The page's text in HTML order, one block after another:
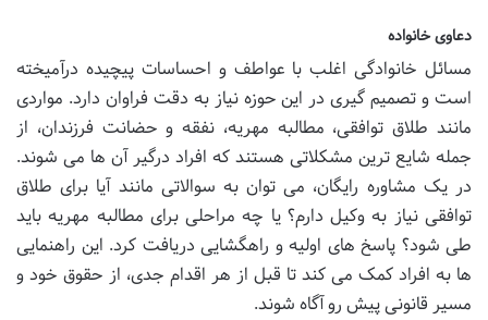
دعاوی خانواده
مسائل خانوادگی اغلب با عواطف و احساسات پیچیده درآمیخته
است و تصمیم گیری در این حوزه نیاز به دقت فراوان دارد. مواردی
مانند طلاق توافقی، مطالبه مهریه، نفقه و حضانت فرزندان، از
جمله شایع ترین مشکلاتی هستند که افراد درگیر آن ها می شوند.
در یک مشاوره رایگان، می توان به سوالاتی مانند آیا برای طلاق
توافقی نیاز به وکیل دارم؟ یا چه مراحلی برای مطالبه مهریه باید
طی شود؟ پاسخ های اولیه و راهگشایی دریافت کرد. این راهنمایی
ها به افراد کمک می کند تا قبل از هر اقدام جدی، از حقوق خود و
مسیر قانونی پیش رو آگاه شوند.